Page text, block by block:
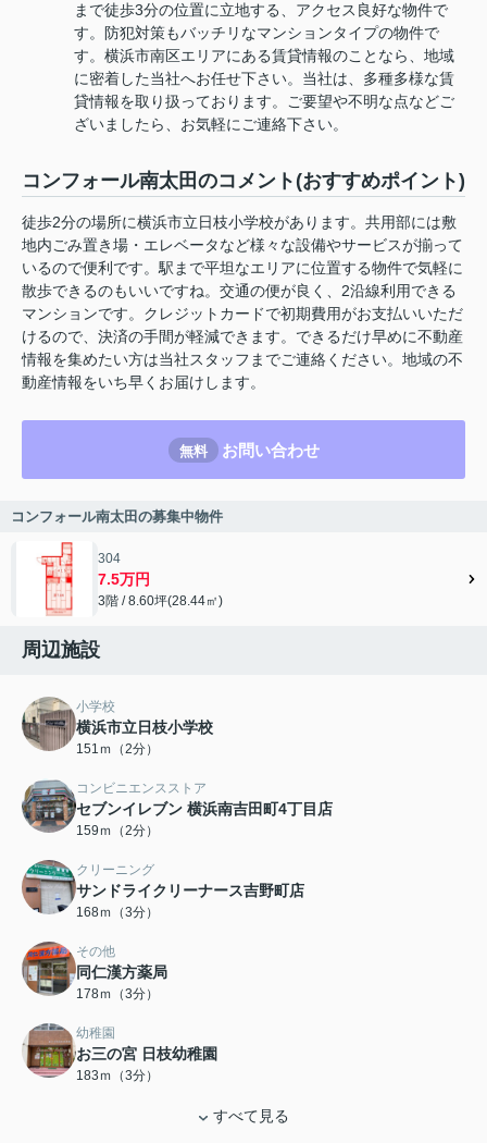
まで徒歩3分の位置に立地する、アクセス良好な物件で
す。防犯対策もバッチリなマンションタイプの物件で
す。横浜市南区エリアにある賃貸情報のことなら、地域
に密着した当社へお任せ下さい。当社は、多種多様な賃
貸情報を取り扱っております。ご要望や不明な点などご
ざいましたら、お気軽にご連絡下さい。
コンフォール南太田のコメント(おすすめポイント)
徒歩2分の場所に横浜市立日枝小学校があります。共用部には敷
地内ごみ置き場・エレベータなど様々な設備やサービスが揃って
いるので便利です。駅まで平坦なエリアに位置する物件で気軽に
散歩できるのもいいですね。交通の便が良く、2沿線利用できる
マンションです。クレジットカードで初期費用がお支払いいただ
けるので、決済の手間が軽減できます。できるだけ早めに不動産
情報を集めたい方は当社スタッフまでご連絡ください。地域の不
動産情報をいち早くお届けします。
無料 お問い合わせ
コンフォール南太田の募集中物件
304
7.5万円
3階 / 8.60坪(28.44㎡)
周辺施設
小学校
横浜市立日枝小学校
151ｍ（2分）
コンビニエンスストア
セブンイレブン 横浜南吉田町4丁目店
159ｍ（2分）
クリーニング
サンドライクリーナース吉野町店
168ｍ（3分）
その他
同仁漢方薬局
178ｍ（3分）
幼稚園
お三の宮 日枝幼稚園
183ｍ（3分）
すべて見る